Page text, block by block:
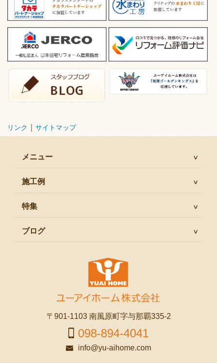
リンク サイトマップ
〒901-1103 南風原町字与那覇335-2
098-894-4041
info@yu-aihome.com
メニュー
施工例
特集
ブログ